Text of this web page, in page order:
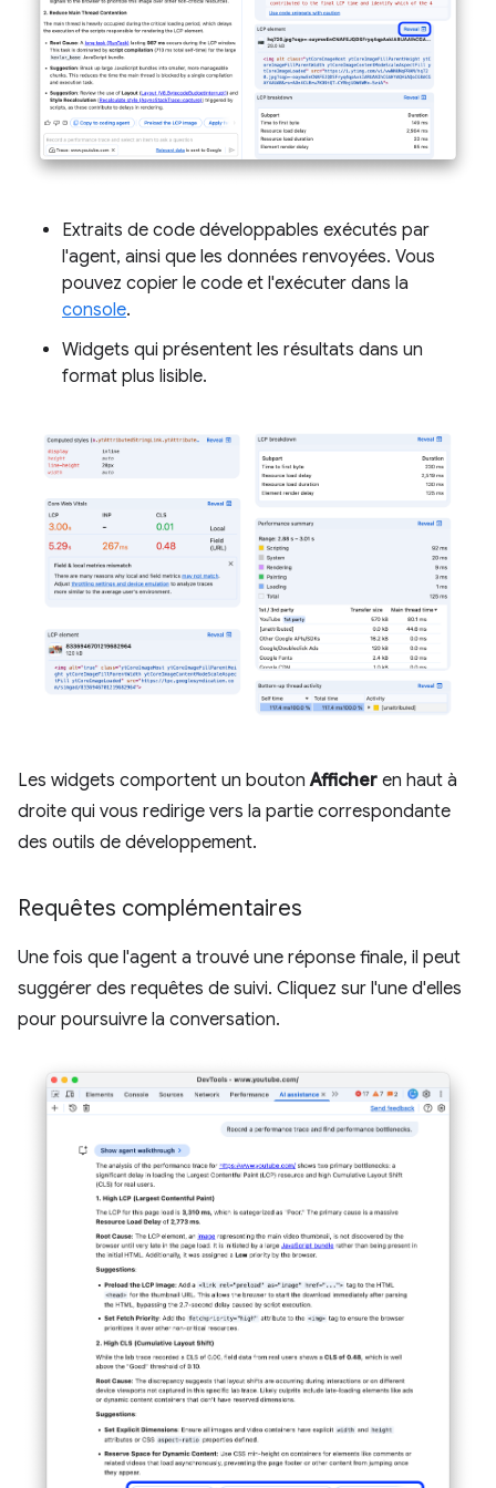
Extraits de code développables exécutés par
l'agent, ainsi que les données renvoyées. Vous
pouvez copier le code et l'exécuter dans la
console.
Widgets qui présentent les résultats dans un
format plus lisible.
Les widgets comportent un boutonAfficher en haut à
droite qui vous redirige vers la partie correspondante
des outils de développement.
Requêtes complémentaires
Une fois que l'agent a trouvé une réponse finale, il peut
suggérer des requêtes de suivi. Cliquez sur l'une d'elles
pour poursuivre la conversation.